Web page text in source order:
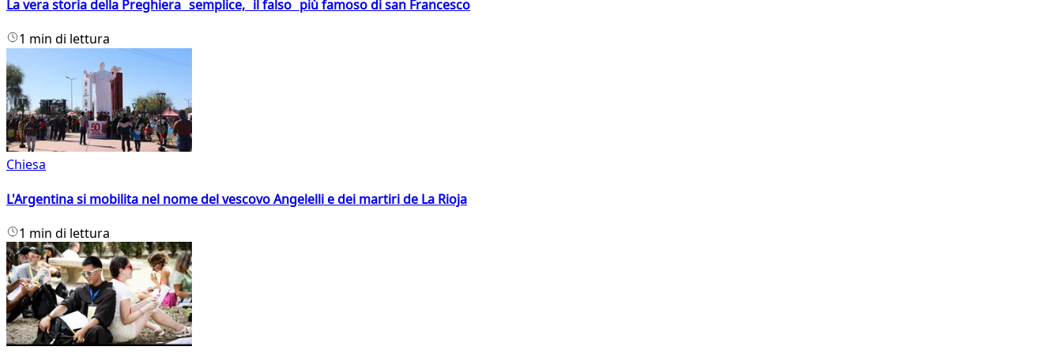
La vera storia della Preghiera semplice, il falso più famoso di san Francesco
1 min di lettura
Chiesa
L'Argentina si mobilita nel nome del vescovo Angelelli e dei martiri de La Rioja
1 min di lettura